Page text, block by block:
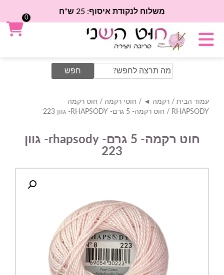
משלוח לנקודת איסוף: 25 ש"ח
Search
for:
עמוד הבית / רקמה ◄ / חוטי רקמה / חוט רקמה
RHAPSODY / חוט רקמה- 5 גרם- RHAPSODY- גוון 223
חוט רקמה- 5 גרם- rhapsody- גוון
223
0